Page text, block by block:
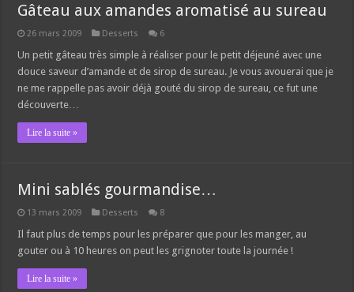
Gâteau aux amandes aromatisé au sureau
26 mars 2009 Desserts 6
Un petit gâteau très simple à réaliser pour le petit déjeuné avec une
douce saveur d’amande et de sirop de sureau. Je vous avouerai que je
ne me rappelle pas avoir déjà gouté du sirop de sureau, ce fut une
découverte…
Lire la suite »
Mini sablés gourmandise…
13 mars 2009 Desserts 8
Il faut plus de temps pour les préparer que pour les manger, au
gouter ou à 10 heures on peut les grignoter toute la journée !
Lire la suite »